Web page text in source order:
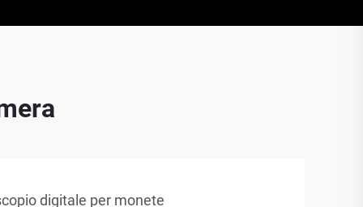
digitale per monete